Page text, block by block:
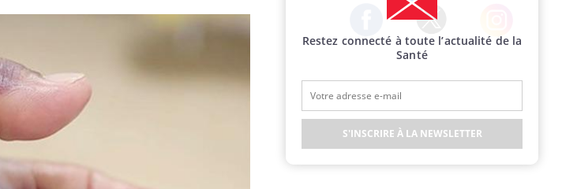
Facebook Twitter Instagram
Restez connecté à toute l’actualité de la
Santé
S'INSCRIRE À LA NEWSLETTER